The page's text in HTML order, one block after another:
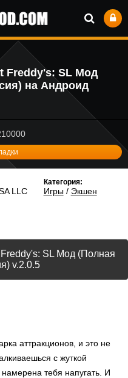
Freddy's: SL Мод
на Андроид
LLC
Категория:
Игры/ Экшен
SL Мод (Полная
v.2.0.5
аттракционов, и это не
с жуткой
тебя напугать. И